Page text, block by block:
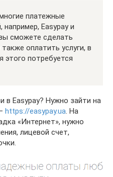
платежные
например, Easypay и
сможете сделать
оплатить услуги, в
этого потребуется
в Easypay? Нужно зайти на
https://easypay.ua. На
«Интернет», нужно
лицевой счет,